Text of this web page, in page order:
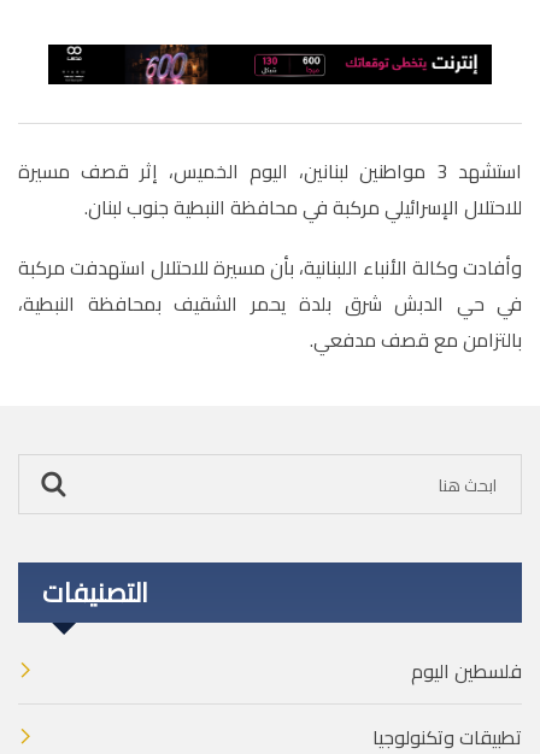
استشهد 3 مواطنين لبنانين، اليوم الخميس، إثر قصف مسيرة
للاحتلال الإسرائيلي مركبة في محافظة النبطية جنوب لبنان.
وأفادت وكالة الأنباء اللبنانية، بأن مسيرة للاحتلال استهدفت مركبة
في حي الدبش شرق بلدة يحمر الشقيف بمحافظة النبطية،
بالتزامن مع قصف مدفعي.
التصنيفات
فلسطين اليوم
تطبيقات وتكنولوجيا